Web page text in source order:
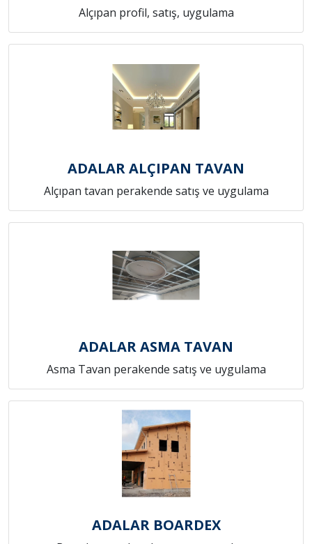
Alçıpan profil, satış, uygulama
ADALAR ALÇIPAN TAVAN
Alçıpan tavan perakende satış ve uygulama
ADALAR ASMA TAVAN
Asma Tavan perakende satış ve uygulama
ADALAR BOARDEX